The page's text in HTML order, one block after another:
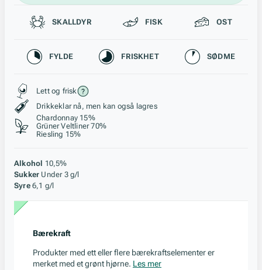
Passer til
SKALLDYR FISK OST
Karakteristikk
FYLDE FRISKHET SØDME
Stil, lagring og råstoff
Lett og frisk
Drikkeklar nå, men kan også lagres
Chardonnay 15%
Grüner Veltliner 70%
Riesling 15%
Alkohol 10,5%
Sukker Under 3 g/l
Syre 6,1 g/l
Bærekraft
Produkter med ett eller flere bærekraftselementer er
merket med et grønt hjørne. Les mer